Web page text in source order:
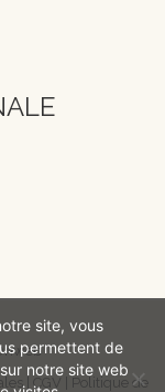
| CGV Politique de
site, vous
permettent de
notre site web